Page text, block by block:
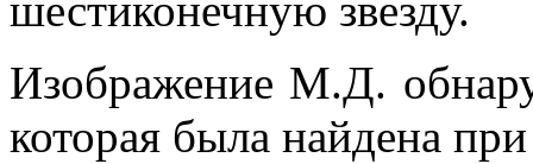
шестиконечную звезду.
Изображение М.Д.
которая была найдена